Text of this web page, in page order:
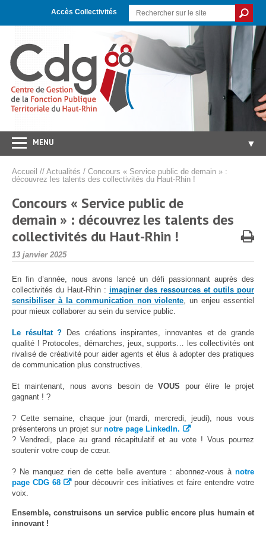
navigation
Accès Collectivités
MENU ▼
Concours/Examens
Emploi
Santé Sécurité au Travail ▼
Documentation
Archivistes ▼
e-services ▼
Accueil // Actualités / Concours « Service public de demain » :
découvrez les talents des collectivités du Haut-Rhin !
Concours « Service public de
demain » : découvrez les talents des
collectivités du Haut-Rhin !
Publié
le
13 janvier 2025
En fin d’année, nous avons lancé un défi passionnant auprès des
collectivités du Haut-Rhin : imaginer des ressources et outils pour
sensibiliser à la communication non violente, un enjeu essentiel
pour mieux collaborer au sein du service public.
Le résultat ?
Des créations inspirantes, innovantes et de grande
qualité ! Protocoles, démarches, jeux, supports… les collectivités ont
rivalisé de créativité pour aider agents et élus à adopter des pratiques
de communication plus constructives.
Et maintenant, nous avons besoin deVOUS pour élire le projet
gagnant ! ?
? Cette semaine, chaque jour (mardi, mercredi, jeudi), nous vous
présenterons un projet sur notre page LinkedIn.
? Vendredi, place au grand récapitulatif et au vote ! Vous pourrez
soutenir votre coup de cœur.
? Ne manquez rien de cette belle aventure : abonnez-vous à notre
page CDG 68
pour découvrir ces initiatives et faire entendre votre
voix.
Ensemble, construisons un service public encore plus humain et
innovant !